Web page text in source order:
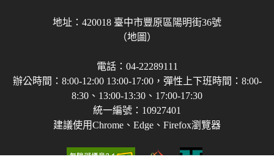
地址：420018 臺中市豐原區陽明街36號
（地圖）
電話：04-22289111
辦公時間：8:00-12:00 13:00-17:00，彈性上下班時間：8:00-
8:30、13:00-13:30、17:00-17:30
統一編號：10927401
建議使用Chrome、Edge、Firefox瀏覽器